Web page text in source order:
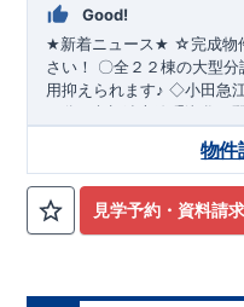
Good!
★新着ニュース ★ ☆完成物
さい！ 〇全２２棟の大型分
用抑えられます♪ ◇小田急
８分♪
◇相鉄本線「瀬谷」
慢の魅力溢れる間取り&設
スタイリッシュな 【勾配天
したおしゃれ感を
【折上天
に嬉しい【食器洗い乾燥機
スマートフォンで見やすい
見学予約・資料請求
物件